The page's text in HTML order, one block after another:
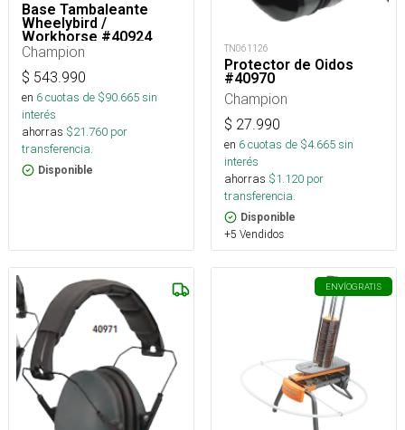
Base Tambaleante
Wheelybird /
Workhorse #40924_
Champion
$ 543.990
en 6cuotas de $90.665sin
interés
ahorras $21.760 por
transferencia.
Disponible
TN061126
Protector de Oidos
#40970
Champion
$ 27.990
en 6cuotas de $4.665sin
interés
ahorras $1.120 por
transferencia.
Disponible
+5 Vendidos
ENVÍOGRATIS